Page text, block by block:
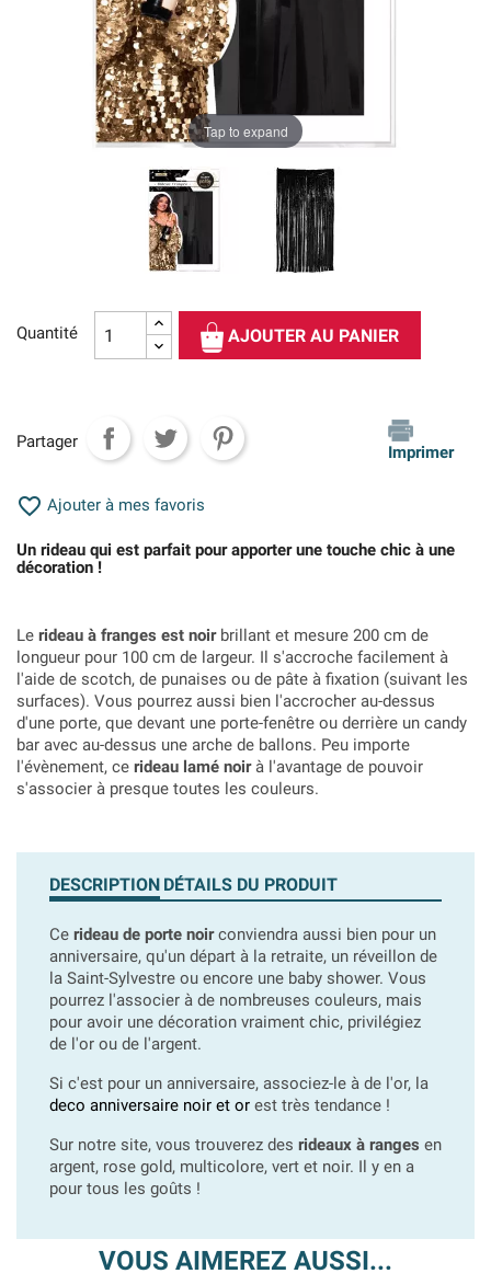
Tap to expand
Quantité AJOUTER AU PANIER
Partager
Imprimer
 Ajouter à mes favoris
Un rideau qui est parfait pour apporter une touche chic à une
décoration !
Le rideau à franges est noirbrillant et mesure 200 cm de
longueur pour 100 cm de largeur. Il s'accroche facilement à
l'aide de scotch, de punaises ou de pâte à fixation (suivant les
surfaces). Vous pourrez aussi bien l'accrocher au-dessus
d'une porte, que devant une porte-fenêtre ou derrière un candy
bar avec au-dessus une arche de ballons. Peu importe
l'évènement, ce rideau lamé noirà l'avantage de pouvoir
s'associer à presque toutes les couleurs.
DESCRIPTION DÉTAILS DU PRODUIT
Ce rideau de porte noirconviendra aussi bien pour un
anniversaire, qu'un départ à la retraite, un réveillon de
la Saint-Sylvestre ou encore une baby shower. Vous
pourrez l'associer à de nombreuses couleurs, mais
pour avoir une décoration vraiment chic, privilégiez
de l'or ou de l'argent.
Si c'est pour un anniversaire, associez-le à de l'or, la
deco anniversaire noir et or est très tendance !
Sur notre site, vous trouverez des rideaux à ranges en
argent, rose gold, multicolore, vert et noir. Il y en a
pour tous les goûts !
VOUS AIMEREZ AUSSI...